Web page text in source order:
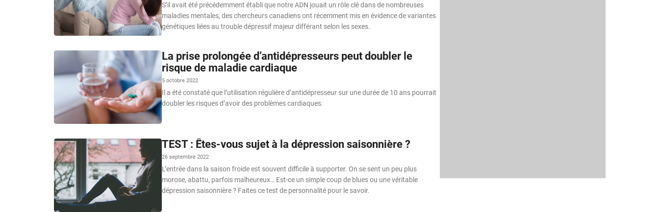
S’il avait été précédemment établi que notre ADN jouait un rôle clé dans de nombreuses
maladies mentales, des chercheurs canadiens ont récemment mis en évidence de variantes
génétiques liées au trouble dépressif majeur différant selon les sexes.
La prise prolongée d’antidépresseurs peut doubler le
risque de maladie cardiaque
5 octobre 2022
Il a été constaté que l’utilisation régulière d’antidépresseur sur une durée de 10 ans pourrait
doubler les risques d’avoir des problèmes cardiaques.
TEST : Êtes-vous sujet à la dépression saisonnière ?
26 septembre 2022
L’entrée dans la saison froide est souvent difficile à supporter. On se sent un peu plus
morose, abattu, parfois malheureux… Est-ce un simple coup de blues ou une véritable
dépression saisonnière ? Faites ce test de personnalité pour le savoir.